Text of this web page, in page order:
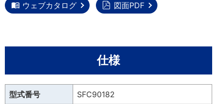
ウェブカタログ 図面PDF
仕様
型式番号 SFC90182